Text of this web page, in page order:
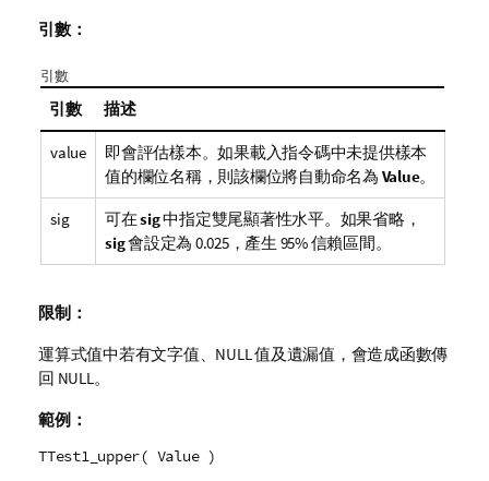
引數：
引數
引數 描述
value
即會評估樣本。如果載入指令碼中未提供樣本
值的欄位名稱，則該欄位將自動命名為 Value。
sig 可在sig中指定雙尾顯著性水平。如果省略，
sig會設定為 0.025，產生 95% 信賴區間。
限制：
運算式值中若有文字值、 NULL值及遺漏值，會造成函數傳
回 NULL。
範例：
TTest1_upper( Value )